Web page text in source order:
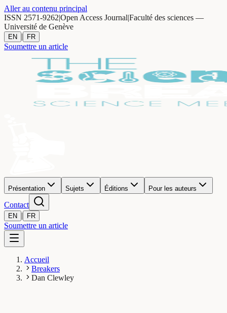
Aller au contenu principal
ISSN 2571-9262|Open Access Journal|Faculté des sciences —
Université de Genève
EN | FR
Soumettre un article
Présentation Sujets Éditions Pour les auteurs
Contact
EN | FR
Soumettre un article
Accueil
Breakers
Dan Clewley